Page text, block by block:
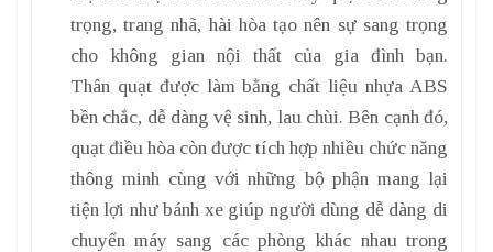
trọng, trang nhã, hài hòa tạo nên sự sang trọng
cho không gian nội thất của gia đình bạn.
Thân quạt được làm bằng chất liệu nhựa ABS
bền chắc, dễ dàng vệ sinh, lau chùi. Bên cạnh đó,
quạt điều hòa còn được tích hợp nhiều chức năng
thông minh cùng với những bộ phận mang lại
tiện lợi như bánh xe giúp người dùng dễ dàng di
chuyển máy sang các phòng khác nhau trong